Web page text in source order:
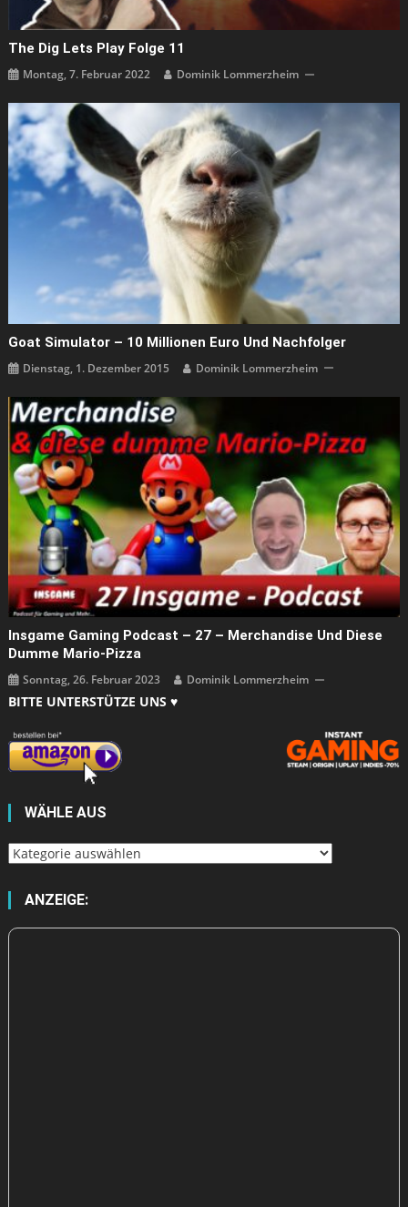
The Dig Lets Play Folge 11
Montag, 7. Februar 2022 Dominik Lommerzheim
Goat Simulator – 10 Millionen Euro Und Nachfolger
Dienstag, 1. Dezember 2015 Dominik Lommerzheim
Insgame Gaming Podcast – 27 – Merchandise Und Diese
Dumme Mario-Pizza
Sonntag, 26. Februar 2023 Dominik Lommerzheim
BITTE UNTERSTÜTZE UNS ♥
WÄHLE AUS
Wähle
ANZEIGE: